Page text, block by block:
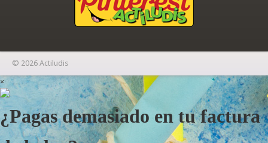
© 2026 Actiludis
×
¿Pagas demasiado en tu factura